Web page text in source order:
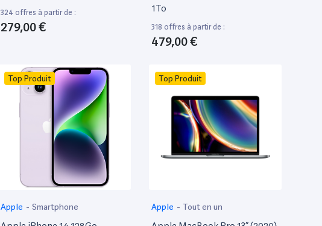
324 offres à partir de :
279,00 €
1To
318 offres à partir de :
479,00 €
Top Produit
Apple - Smartphone
Top Produit
Apple - Tout en un